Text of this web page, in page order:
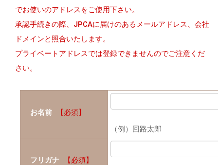
でお使いのアドレスをご使用下さい。
承認手続きの際、JPCAに届けのあるメールアドレス、会社
ドメインと照合いたします。
プライベートアドレスでは登録できませんのでご注意くだ
さい。
お名前
【必須】
（例）回路太郎
フリガナ
【必須】